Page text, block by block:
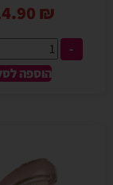
₪
-
הוספה